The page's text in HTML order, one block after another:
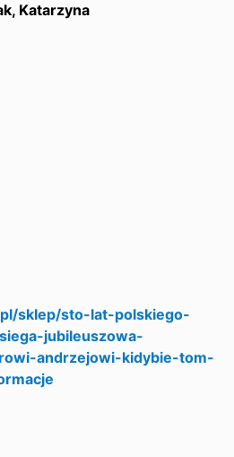
Katarzyna
sklep/sto-lat-polskiego-
jubileuszowa-
andrzejowi-kidybie-tom-